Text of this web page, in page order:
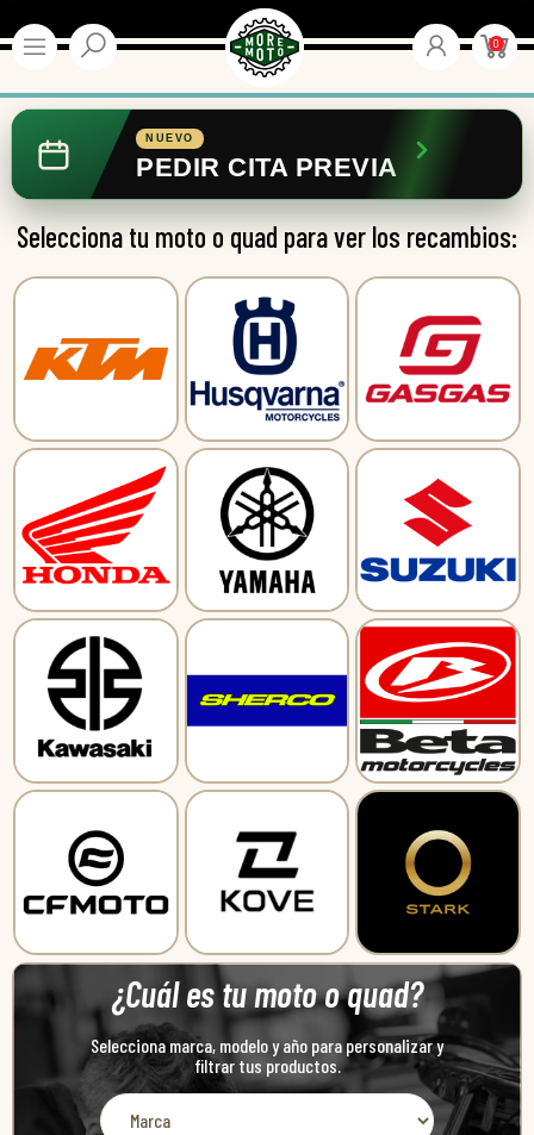
0
NUEVO
PEDIR CITA PREVIA
Selecciona tu moto o quad para ver los recambios:
¿Cuál es tu moto o quad?
Selecciona marca, modelo y año para personalizar y
filtrar tus productos.